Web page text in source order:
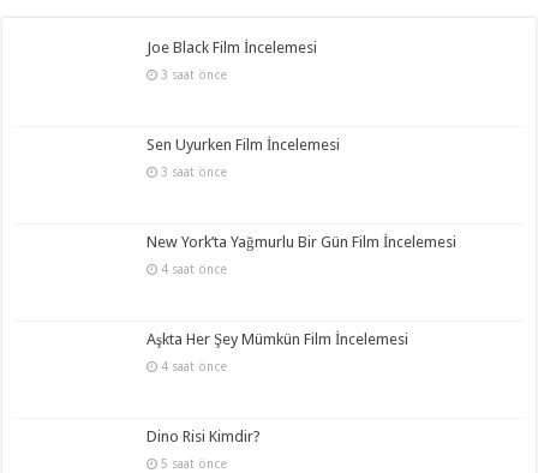
Joe Black Film İncelemesi
3 saat önce
Sen Uyurken Film İncelemesi
3 saat önce
New York’ta Yağmurlu Bir Gün Film İncelemesi
4 saat önce
Aşkta Her Şey Mümkün Film İncelemesi
4 saat önce
Dino Risi Kimdir?
5 saat önce